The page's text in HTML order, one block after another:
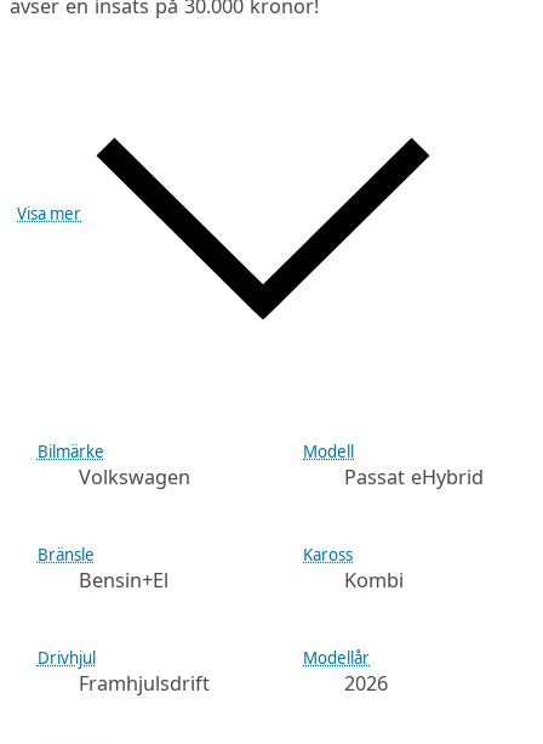
avser en insats på 30.000 kronor!
Visa mer
Bilmärke
Volkswagen
Modell
Passat eHybrid
Bränsle
Bensin+El
Kaross
Kombi
Drivhjul
Framhjulsdrift
Modellår
2026